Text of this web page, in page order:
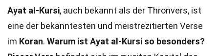
Ayat al-Kursi, auch bekannt als der Thronvers, ist
eine der bekanntesten und meistrezitierten Verse
im Koran. Warum ist Ayat al-Kursi so besonders?